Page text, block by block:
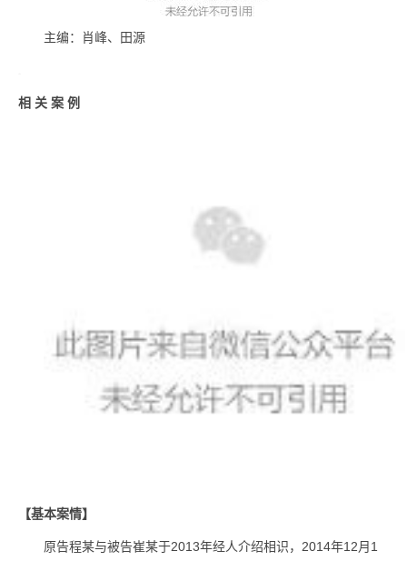
主编：肖峰、田源
相 关 案 例
【基本案情】
原告程某与被告崔某于2013年经人介绍相识，2014年12月1